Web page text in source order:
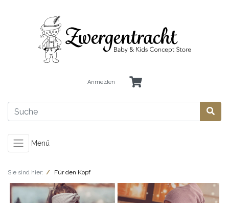
Anmelden
Menü
Sie sind hier: Für den Kopf